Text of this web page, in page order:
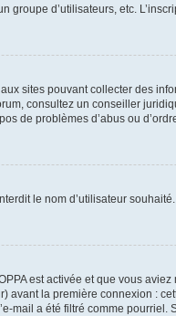
d’utilisateurs, etc.
sites pouvant collecter des
consultez un conseiller
de problèmes d’abus ou
le nom d’utilisateur
est activée et que vous
la première connexion :
a été filtré comme pourriel.